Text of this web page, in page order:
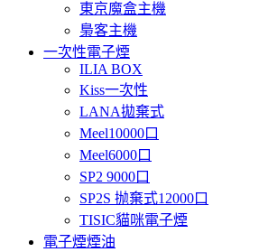
東京魔盒主機
梟客主機
一次性電子煙
ILIA BOX
Kiss一次性
LANA拋棄式
Meel10000口
Meel6000口
SP2 9000口
SP2S 抛棄式12000口
TISIC貓咪電子煙
電子煙煙油